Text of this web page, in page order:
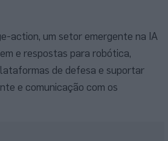
action, um setor emergente na IA
e respostas para robótica,
de defesa e suportar
e comunicação com os